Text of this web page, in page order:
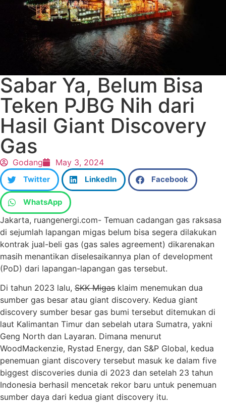
Sabar Ya, Belum Bisa
Teken PJBG Nih dari
Hasil Giant Discovery
Gas
Godang May 3, 2024
Twitter LinkedIn Facebook
WhatsApp
Jakarta, ruangenergi.com- Temuan cadangan gas raksasa
di sejumlah lapangan migas belum bisa segera dilakukan
kontrak jual-beli gas (gas sales agreement) dikarenakan
masih menantikan diselesaikannya plan of development
(PoD) dari lapangan-lapangan gas tersebut.
Di tahun 2023 lalu, SKK Migas klaim menemukan dua
sumber gas besar atau giant discovery. Kedua giant
discovery sumber besar gas bumi tersebut ditemukan di
laut Kalimantan Timur dan sebelah utara Sumatra, yakni
Geng North dan Layaran. Dimana menurut
WoodMackenzie, Rystad Energy, dan S&P Global, kedua
penemuan giant discovery tersebut masuk ke dalam five
biggest discoveries dunia di 2023 dan setelah 23 tahun
Indonesia berhasil mencetak rekor baru untuk penemuan
sumber daya dari kedua giant discovery itu.